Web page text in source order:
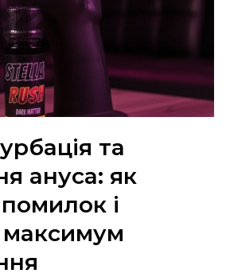
та
ануса: як
і